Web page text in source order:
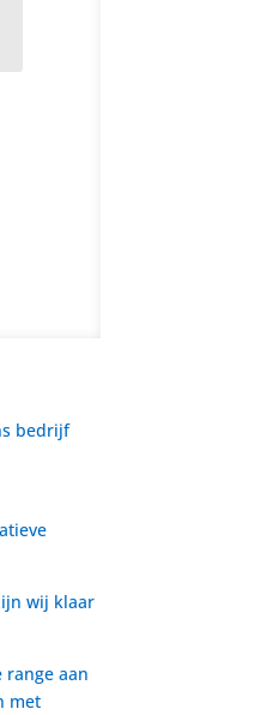
bedrijf
wij klaar
aan
met